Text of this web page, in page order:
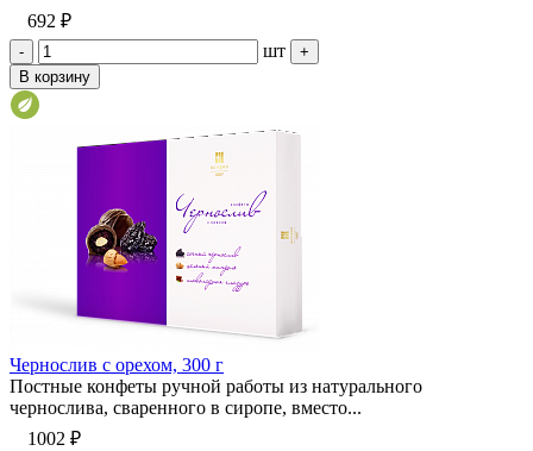
692 ₽
- шт
+
В корзину
Чернослив с орехом, 300 г
Постные конфеты ручной работы из натурального
чернослива, сваренного в сиропе, вместо...
1002 ₽